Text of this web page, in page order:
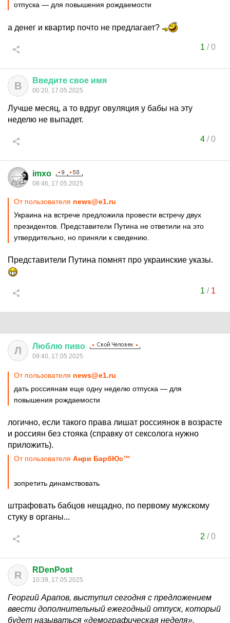
отпуска — для повышения рождаемости
а денег и квартир почто не предлагает?
1 /0
В Введите свое имя
00:20, 17.05.2025
Лучше месяц, а то вдруг овуляция у бабы на эту
неделю не выпадет.
4/0
imxo
08:46, 17.05.2025
От пользователя news@e1.ru
Украина на встрече предложила провести встречу двух
президентов. Представители Путина не ответили на это
утвердительно, но приняли к сведению.
Представители Путина помнят про украинские указы.
1 / 1
Л Люблю пиво
09:40, 17.05.2025
От пользователя news@e1.ru
дать россиянам еще одну неделю отпуска — для
повышения рождаемости
логично, если такого права лишат россиянок в возрасте
и россиян без стояка (справку от сексолога нужно
приложить).
От пользователя Анри БарбЮс™
зопретить динамствовать
штрафовать бабцов нещадно, по первому мужскому
стуку в органы...
2 /0
R RDenPost
10:39, 17.05.2025
Георгий Арапов, выступил сегодня с предложением
ввести дополнительный ежегодный отпуск, который
будет называться «демографическая неделя».